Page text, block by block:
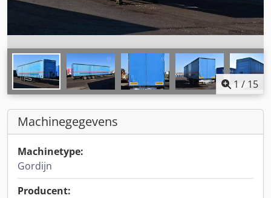
1 / 15
Machinegegevens
Machinetype:
Gordijn
Producent: